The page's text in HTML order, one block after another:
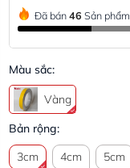
Đã bán46 Sản phẩm
Màu sắc:
Vàng
Bản rộng:
3cm
4cm 5cm